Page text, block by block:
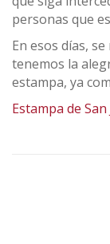
personas que
En esos días,
tenemos la
estampa, ya
Estampa de